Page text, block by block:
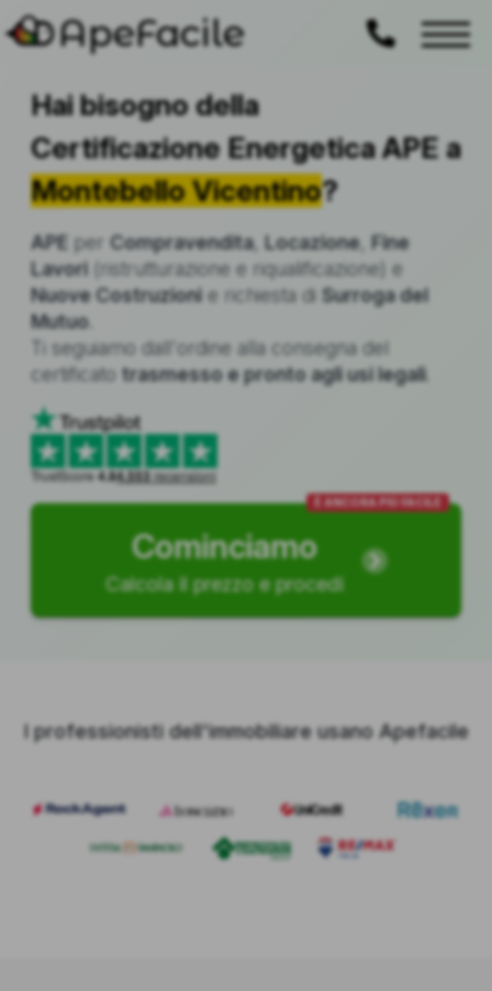
ApeFacile
Hai bisogno della
Certificazione Energetica APE a
Montebello Vicentino?
APE per Compravendita, Locazione Fine
Lavori (ristrutturazione e riqualificazione) e
Nuove Costruzioni e richiesta di Surroga del
Mutuo.
Ti seguiamo dall'ordine alla consegna del
certificato trasmesso e pronto agli usi legali
TrustScore4.84.553recensioni
Cominciamo
Calcola il prezzo e procedi
È ANCORA PIÙ FACILE
I professionisti dell'immobiliare usano Apefacile